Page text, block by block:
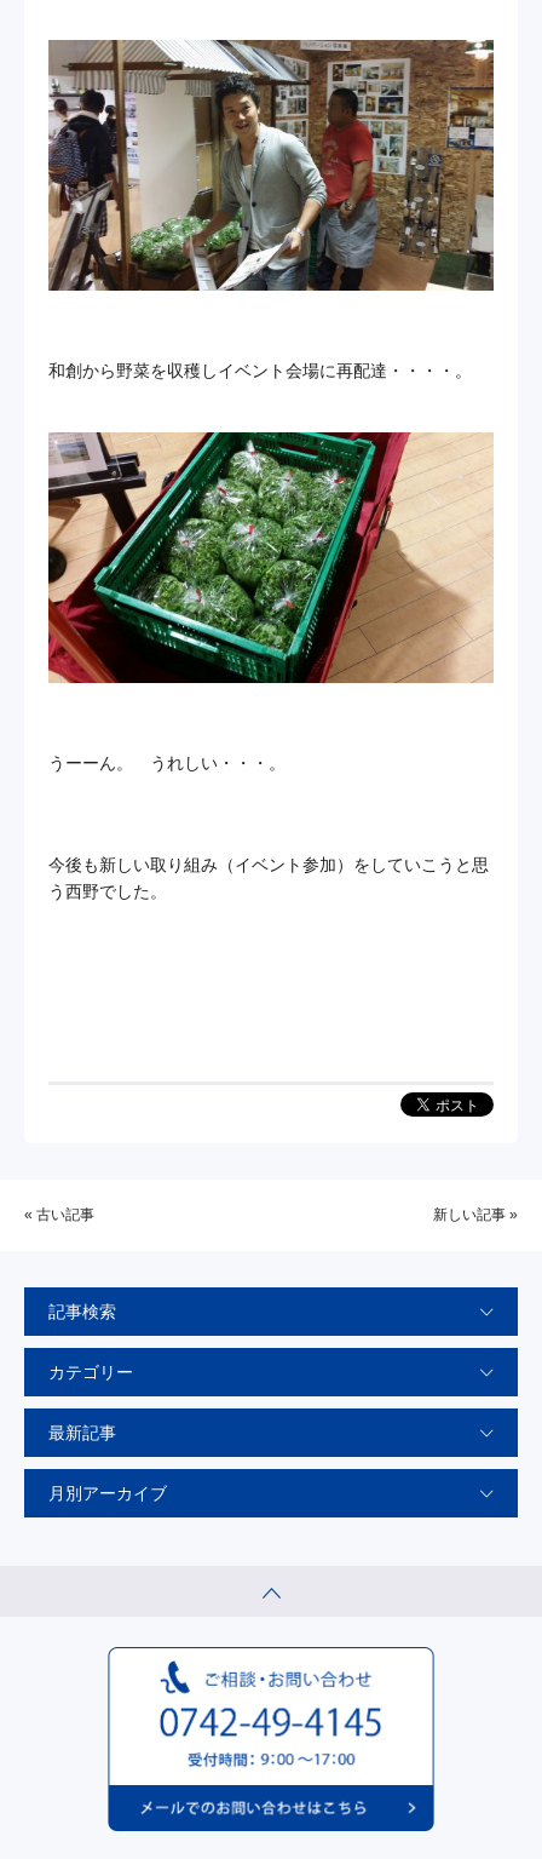
和創から野菜を収穫しイベント会場に再配達・・・・。
うーーん。 うれしい・・・。
今後も新しい取り組み（イベント参加）をしていこうと思
う西野でした。
« 古い記事 新しい記事 »
記事検索
カテゴリー
最新記事
月別アーカイブ